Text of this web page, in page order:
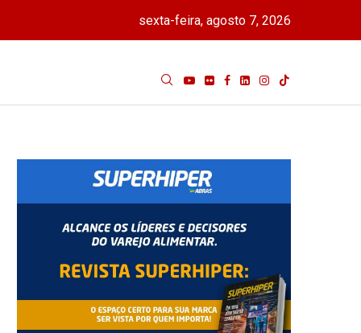
sexta-feira, agosto 7, 2026